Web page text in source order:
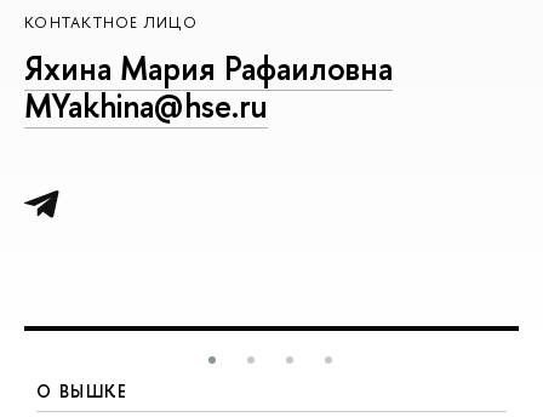
КОНТАКТНОЕ ЛИЦО
Яхина Мария Рафаиловна
MYakhina@hse.ru
О ВЫШКЕ